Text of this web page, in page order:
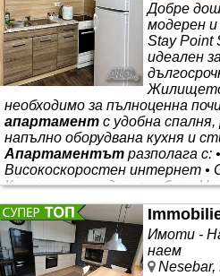
Добре
модерен
Stay Point
идеален
Жилището
необходимо за пълноценна
апартамент с удобна
напълно оборудвана кухня и
Апартаментът разполага с:
Високоскоростен интернет •
Кухненска посуда и прибори
от УНСС, заведения и
индивидуални гости,
Очакваме ви!
Имоти -
наем